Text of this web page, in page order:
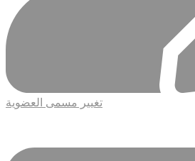
تغيير مسمى العضوية